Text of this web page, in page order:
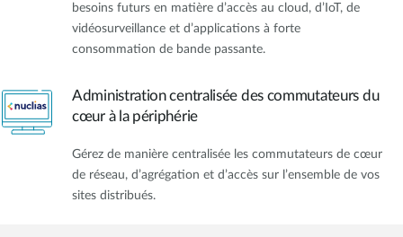
besoins futurs en matière d’accès au cloud, d’IoT, de
vidéosurveillance et d’applications à forte
consommation de bande passante.
Administration centralisée des commutateurs du
cœur à la périphérie
Gérez de manière centralisée les commutateurs de cœur
de réseau, d’agrégation et d’accès sur l’ensemble de vos
sites distribués.